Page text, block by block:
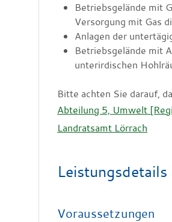
Betriebsgelände mit
Versorgung mit Gas
Anlagen der
Betriebsgelände mit
unterirdischen
Bitte achten Sie darauf,
Abteilung 5, Umwelt
Landratsamt Lörrach
Leistungsdetails
Voraussetzungen